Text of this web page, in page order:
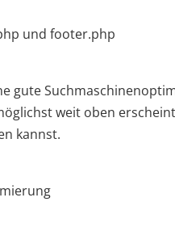
und footer.php
gute
weit oben
kannst.